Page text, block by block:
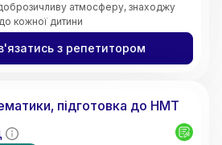
атмосферу, знаходжу
кожної дитини
теми простими словами. Моє
отримати високі оцінки,
мислення, впевненість у власних
середньої освіти.
5–11 класів,
з репетитором
підготовка до НМТ